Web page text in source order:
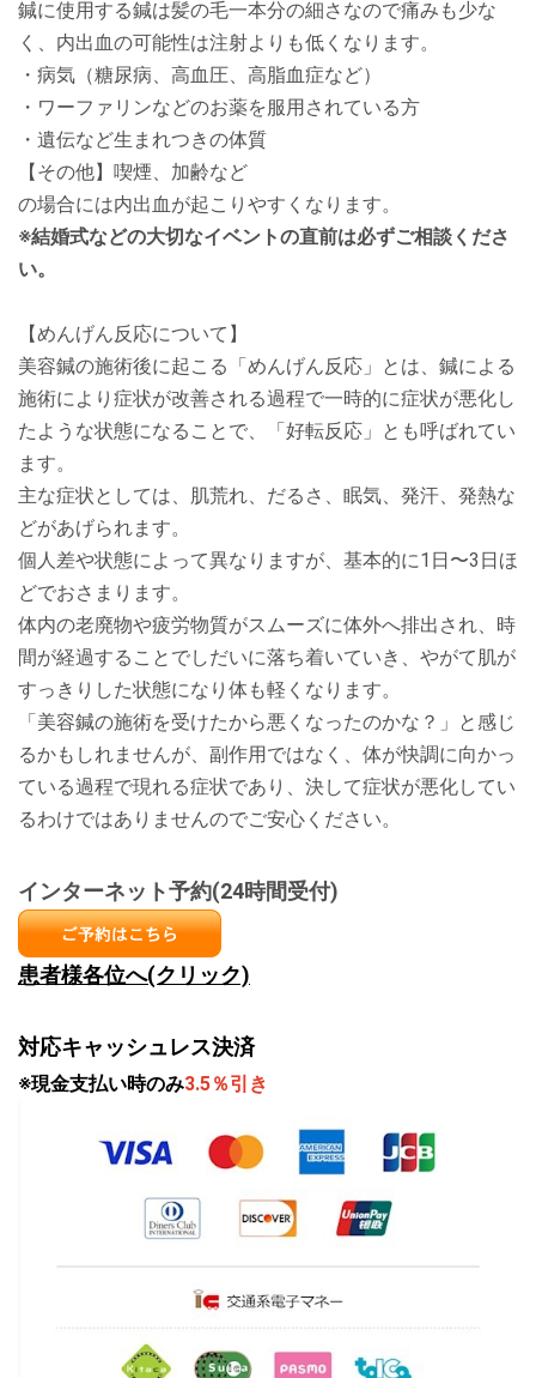
鍼に使用する鍼は髪の毛一本分の細さなので痛みも少な
く、内出血の可能性は注射よりも低くなります。
・病気（糖尿病、高血圧、高脂血症など）
・ワーファリンなどのお薬を服用されている方
・遺伝など生まれつきの体質
【その他】喫煙、加齢など
の場合には内出血が起こりやすくなります。
※結婚式などの大切なイベントの直前は必ずご相談くださ
い。
【めんげん反応について】
美容鍼の施術後に起こる「めんげん反応」とは、鍼による
施術により症状が改善される過程で一時的に症状が悪化し
たような状態になることで、「好転反応」とも呼ばれてい
ます。
主な症状としては、肌荒れ、だるさ、眠気、発汗、発熱な
どがあげられます。
個人差や状態によって異なりますが、基本的に1日〜3日ほ
どでおさまります。
体内の老廃物や疲労物質がスムーズに体外へ排出され、時
間が経過することでしだいに落ち着いていき、やがて肌が
すっきりした状態になり体も軽くなります。
「美容鍼の施術を受けたから悪くなったのかな？」と感じ
るかもしれませんが、副作用ではなく、体が快調に向かっ
ている過程で現れる症状であり、決して症状が悪化してい
るわけではありませんのでご安心ください。
インターネット予約(24時間受付)
患者様各位へ(クリック)
対応キャッシュレス決済
※現金支払い時のみ3.5％引き